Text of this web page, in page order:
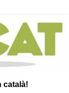
català!